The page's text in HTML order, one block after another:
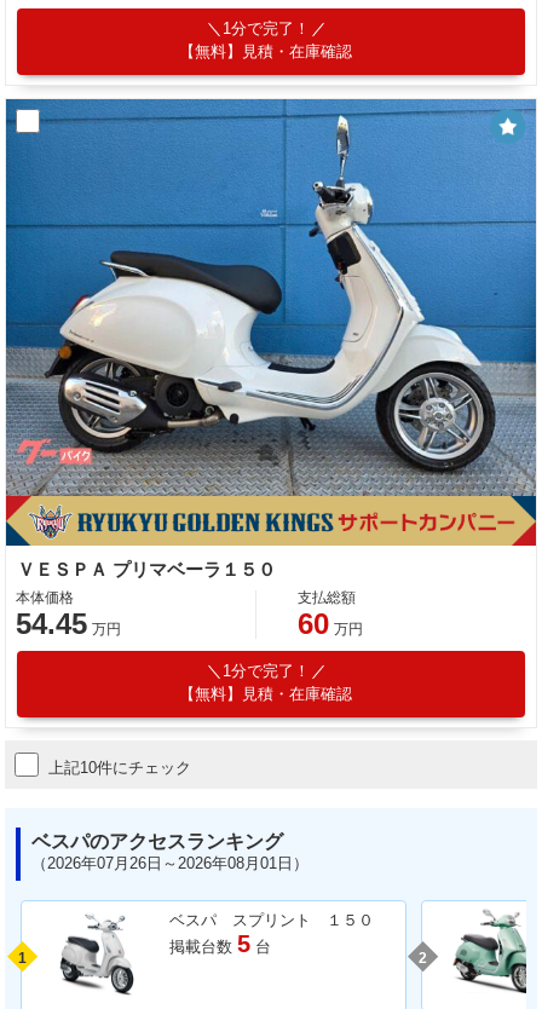
1分で完了！
【無料】見積・在庫確認
ＶＥＳＰＡ プリマベーラ１５０
本体価格
54.45 万円
支払総額
60 万円
1分で完了！
【無料】見積・在庫確認
上記10件にチェック
ベスパのアクセスランキング
（2026年07月26日～2026年08月01日）
1
ベスパ スプリント １５０
掲載台数 5 台
2